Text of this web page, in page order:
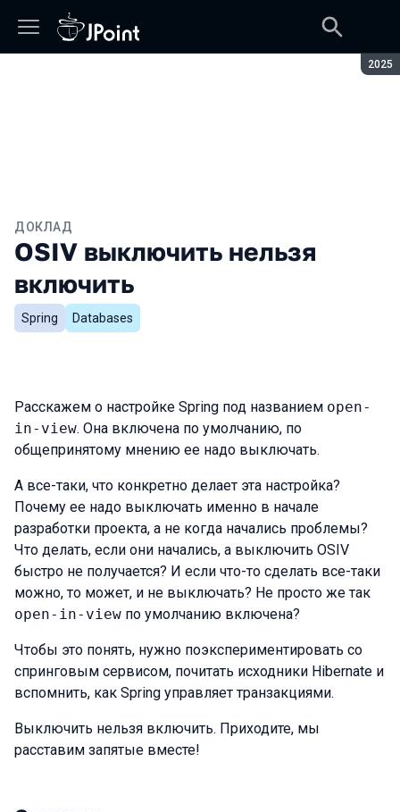
2025
ДОКЛАД
OSIV выключить нельзя
включить
Spring Databases
Расскажем о настройке Spring под названием open-
in-view. Она включена по умолчанию, по
общепринятому мнению ее надо выключать.
А все-таки, что конкретно делает эта настройка?
Почему ее надо выключать именно в начале
разработки проекта, а не когда начались проблемы?
Что делать, если они начались, а выключить OSIV
быстро не получается? И если что-то сделать все-таки
можно, то может, и не выключать? Не просто же так
open-in-view по умолчанию включена?
Чтобы это понять, нужно поэкспериментировать со
спринговым сервисом, почитать исходники Hibernate и
вспомнить, как Spring управляет транзакциями.
Выключить нельзя включить. Приходите, мы
расставим запятые вместе!